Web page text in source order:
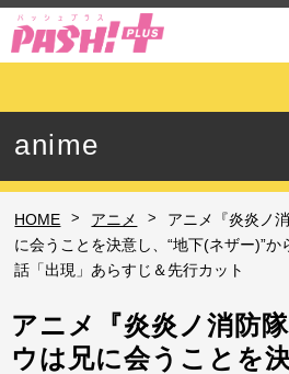
anime
HOME > アニメ >
アニメ『炎炎ノ
に会うことを決意し、“地下(ネザー)”
話「出現」あらすじ＆先行カット
アニメ『炎炎ノ消防
ウは兄に会うことを